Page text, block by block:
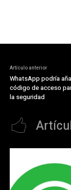
Artículo anterior
WhatsApp podría
código de acceso
la seguridad